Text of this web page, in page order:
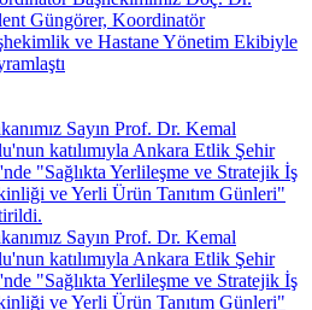
Güngörer, Koordinatör
ve Hastane Yönetim Ekibiyle
Sayın Prof. Dr. Kemal
katılımıyla Ankara Etlik Şehir
"Sağlıkta Yerlileşme ve Stratejik İş
ve Yerli Ürün Tanıtım Günleri"
Sayın Prof. Dr. Kemal
katılımıyla Ankara Etlik Şehir
"Sağlıkta Yerlileşme ve Stratejik İş
ve Yerli Ürün Tanıtım Günleri"